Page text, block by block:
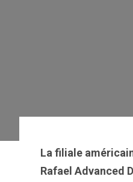
La filiale
Rafael Advanced